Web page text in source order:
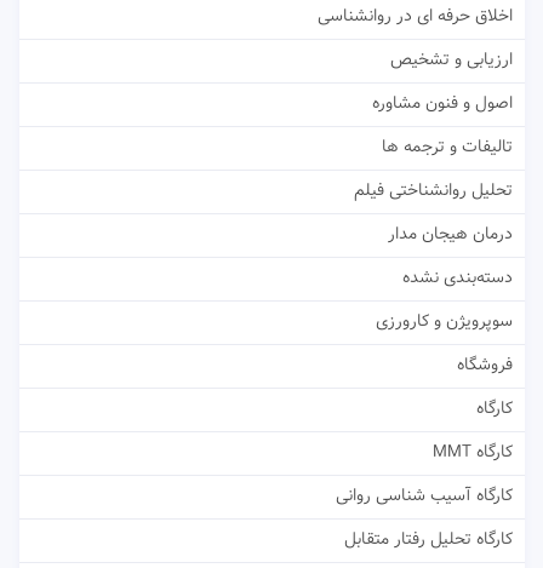
اخلاق حرفه ای در روانشناسی
ارزیابی و تشخیص
اصول و فنون مشاوره
تالیفات و ترجمه ها
تحلیل روانشناختی فیلم
درمان هیجان مدار
دسته‌بندی نشده
سوپرویژن و کارورزی
فروشگاه
کارگاه
کارگاه MMT
کارگاه آسیب شناسی روانی
کارگاه تحلیل رفتار متقابل